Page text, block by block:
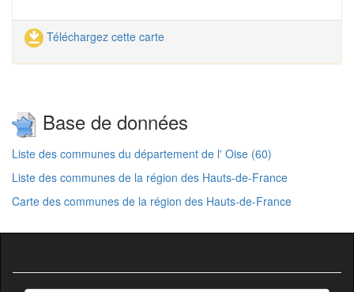
Téléchargez cette carte
Base de données
Liste des communes du département de l' Oise (60)
Liste des communes de la région des Hauts-de-France
Carte des communes de la région des Hauts-de-France